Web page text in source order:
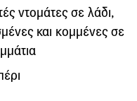
ντομάτες σε λάδι,
και κομμένες σε